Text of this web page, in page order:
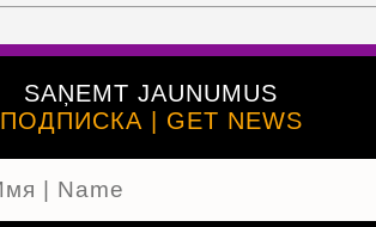
SAŅEMT JAUNUMUS
ПОДПИСКА | GET NEWS